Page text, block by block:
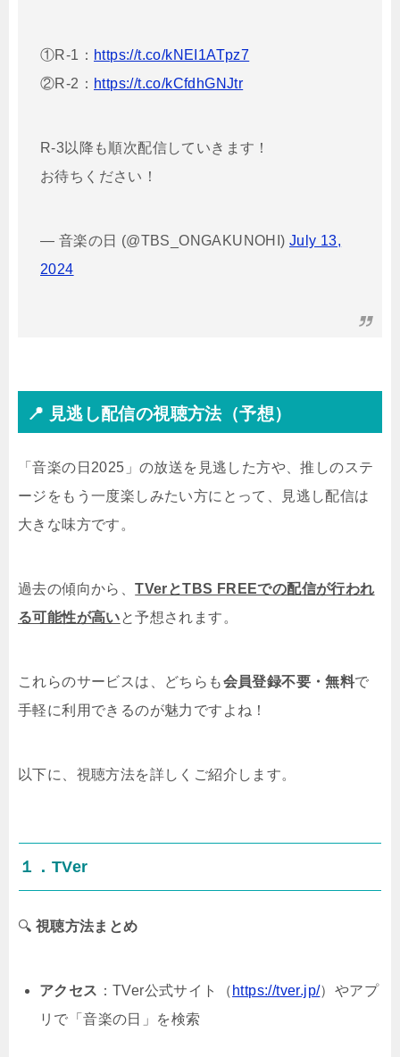
①R-1： https://t.co/kNEI1ATpz7
②R-2： https://t.co/kCfdhGNJtr
R-3以降も順次配信していきます！
お待ちください！
— 音楽の日 (@TBS_ONGAKUNOHI) July 13,
2024
📍 見逃し配信の視聴方法（予想）
「音楽の日2025」の放送を見逃した方や、推しのステ
ージをもう一度楽しみたい方にとって、見逃し配信は
大きな味方です。
過去の傾向から、TVerとTBS FREEでの配信が行われ
る可能性が高いと予想されます。
これらのサービスは、どちらも会員登録不要・無料で
手軽に利用できるのが魅力ですよね！
以下に、視聴方法を詳しくご紹介します。
１．TVer
🔍 視聴方法まとめ
アクセス ：TVer公式サイト（ https://tver.jp/）やアプ
リで「音楽の日」を検索